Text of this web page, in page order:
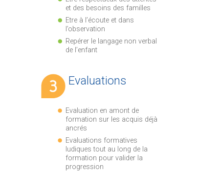
et des besoins des familles
Etre à l’écoute et dans
l’observation
Repérer le langage non verbal
de l’enfant
Evaluations
Evaluation en amont de
formation sur les acquis déjà
ancrés
Evaluations formatives
ludiques tout au long de la
formation pour valider la
progression